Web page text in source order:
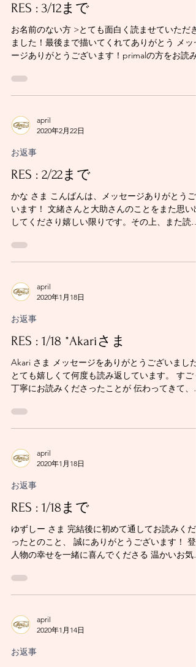
RES : 3/12まで
お名前のない方 >とても面白く読ませていただき
ました！最後まで描いてくれてありがとう メッセ
ージありがとうございます！primalの方をお読み
ありがとうございました。 -------------- その他 返
不要の皆さま...
april
2020年2月22日
お返事
RES : 2/22まで
かな さま こんばんは、メッセージありがとうご
います！ 文緒さんと大助さんのことをまた思い出
してくださり嬉しい限りです。その上、また読み
す！ かなさんの優しい文面に、心が穏やかになり
ました。無理のないペースで、と気遣ってくださ
april
2020年1月18日
お返事
RES : 1/18 *Akariさま
Akari さま メッセージをありがとうございました
とても嬉しくて何度も読み返しています。 すごく
丁寧にお読みくださったことが 伝わってきて、心
な発見を してくださったとのこと、 そう言って
ただけるのは...
april
2020年1月18日
お返事
RES : 1/18まで
ゆずしー さま 完結後に初めて通してお読みくだ
ったとのこと、 誠にありがとうございます！ 登
人物の幸せを一緒に喜んでくださる 温かいお気持
ん、コメントありがとうございました！ ぽん太
ま 玲 さま
april
2020年1月14日
お返事